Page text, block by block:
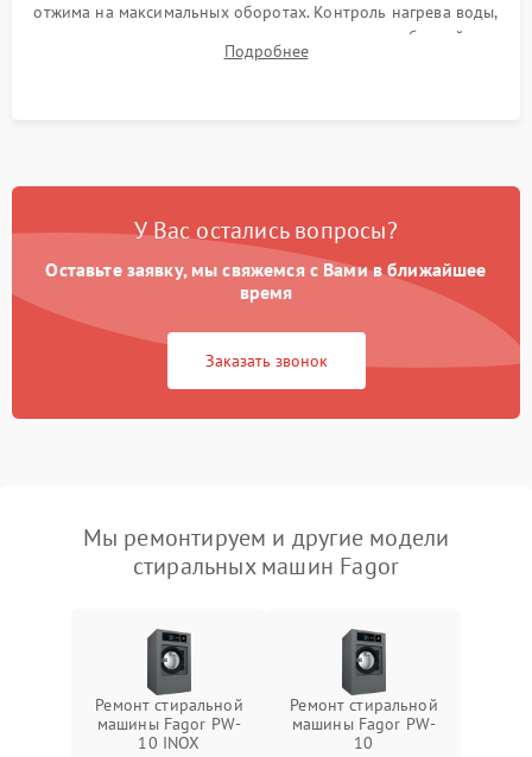
отжима на максимальных оборотах. Контроль нагрева воды,
корректности слива, отсутствия излишних вибраций,
посторонних стуков и протечек под корпусом.
Подробнее
У Вас остались вопросы?
Оставьте заявку, мы свяжемся с Вами в ближайшее
время
Заказать звонок
Мы ремонтируем и другие модели
стиральных машин Fagor
Ремонт стиральной
машины Fagor PW-
10 INOX
Ремонт стиральной
машины Fagor PW-
10